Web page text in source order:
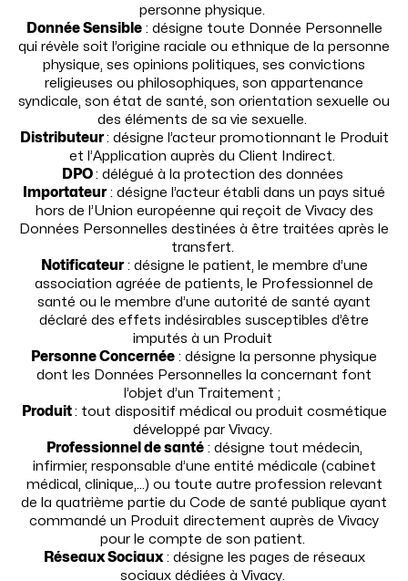
personne physique.
Donnée Sensible: désigne toute Donnée Personnelle
qui révèle soit l’origine raciale ou ethnique de la personne
physique, ses opinions politiques, ses convictions
religieuses ou philosophiques, son appartenance
syndicale, son état de santé, son orientation sexuelle ou
des éléments de sa vie sexuelle.
Distributeur: désigne l’acteur promotionnant le Produit
et l’Application auprès du Client Indirect.
DPO : délégué à la protection des données
Importateur: désigne l’acteur établi dans un pays situé
hors de l’Union européenne qui reçoit de Vivacy des
Données Personnelles destinées à être traitées après le
transfert.
Notificateur: désigne le patient, le membre d’une
association agréée de patients, le Professionnel de
santé ou le membre d’une autorité de santé ayant
déclaré des effets indésirables susceptibles d’être
imputés à un Produit
Personne Concernée : désigne la personne physique
dont les Données Personnelles la concernant font
l’objet d’un Traitement ;
Produit : tout dispositif médical ou produit cosmétique
développé par Vivacy.
Professionnel de santé: désigne tout médecin,
infirmier, responsable d’une entité médicale (cabinet
médical, clinique,…) ou toute autre profession relevant
de la quatrième partie du Code de santé publique ayant
commandé un Produit directement auprès de Vivacy
pour le compte de son patient.
Réseaux Sociaux: désigne les pages de réseaux
sociaux dédiées à Vivacy.